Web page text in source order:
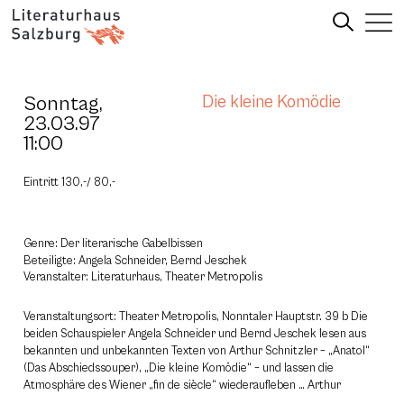
Sonntag,
23.03.97
11:00
Die kleine Komödie
Eintritt 130,-/ 80,-
Genre: Der literarische Gabelbissen
Beteiligte: Angela Schneider, Bernd Jeschek
Veranstalter: Literaturhaus, Theater Metropolis
Veranstaltungsort: Theater Metropolis, Nonntaler Hauptstr. 39 b Die
beiden Schauspieler Angela Schneider und Bernd Jeschek lesen aus
bekannten und unbekannten Texten von Arthur Schnitzler – „Anatol“
(Das Abschiedssouper), „Die kleine Komödie“ – und lassen die
Atmosphäre des Wiener „fin de siècle“ wiederaufleben … Arthur